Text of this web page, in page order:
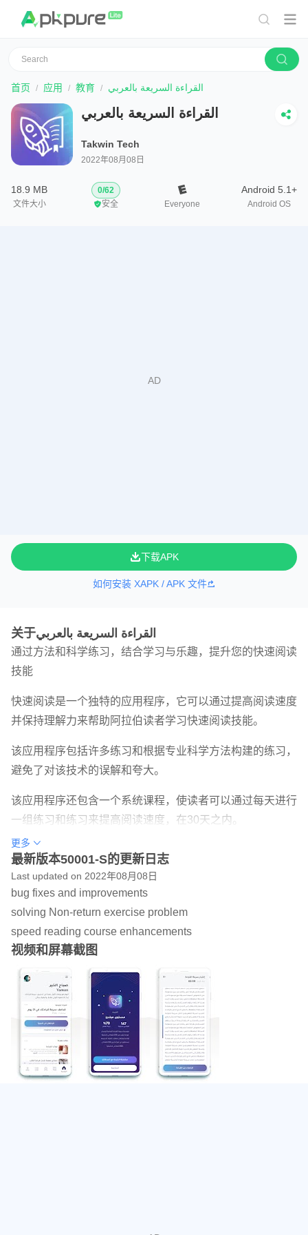
首页 应用 教育 القراءة السريعة بالعربي
القراءة السريعة بالعربي
Takwin Tech
2022年08月08日
18.9 MB
文件大小
0/62
安全
Everyone
Android 5.1+
Android OS
下载APK
如何安装 XAPK / APK 文件
关于القراءة السريعة بالعربي
通过方法和科学练习，结合学习与乐趣，提升您的快速阅读
技能
快速阅读是一个独特的应用程序，它可以通过提高阅读速度
并保持理解力来帮助阿拉伯读者学习快速阅读技能。
该应用程序包括许多练习和根据专业科学方法构建的练习，
避免了对该技术的误解和夸大。
该应用程序还包含一个系统课程，使读者可以通过每天进行
一组练习和练习来提高阅读速度，在30天之内。
该应用程序还提供了该领域的一组专业科学文章。
什么是快速阅读？
我们大多数人每分钟可以快速阅读150到250个单词，而快
速阅读可以使每分钟阅读1000到1,700个单词。
与思维结合在一起，并且通过将眼睛与思维结合在一起，您
可以在一个视图中阅读多个单词，甚至可以阅读四个单词。
为什么要快速阅读？
在当前的信息时代，您需要了解最新的新闻，信息和趋势，
这是查看大量信息的必要条件，而此事已不仅仅是人们的追
更多
最新版本50001-S的更新日志
Last updated on 2022年08月08日
bug fixes and improvements
solving Non-return exercise problem
speed reading course enhancements
视频和屏幕截图